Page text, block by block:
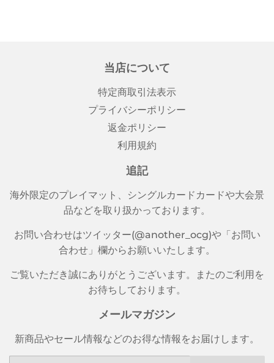
当店について
特定商取引法表示
プライバシーポリシー
返金ポリシー
利用規約
追記
海外限定のプレイマット、シングルカードカードや大会景
品などを取り扱かっております。
お問い合わせはツイッター(@another_ocg)や「お問い
合わせ」欄からお願いいたします。
ご覧いただき誠にありがとうございます。またのご利用を
お待ちしております。
メールマガジン
新商品やセール情報などのお得な情報をお届けします。